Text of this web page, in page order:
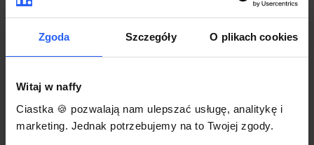
Zgoda Szczegóły O plikach cookies
Witaj w naffy
Ciastka 🍪 pozwalają nam ulepszać usługę, analitykę i
marketing. Jednak potrzebujemy na to Twojej zgody.
Korzystaj na dowolnym urządzeniu z
przeglądarką Chrome
Włącz czasową promocję
3
Każdy produkt w naffy ma swój indywidualny link.